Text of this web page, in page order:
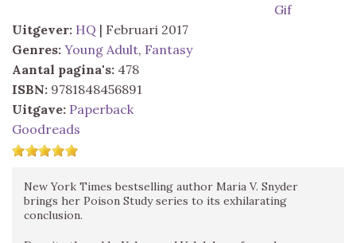
Gif
Uitgever: HQ | Februari 2017
Genres: Young Adult, Fantasy
Aantal pagina's: 478
ISBN: 9781848456891
Uitgave: Paperback
Goodreads
New York Times bestselling author Maria V. Snyder
brings her Poison Study series to its exhilarating
conclusion.